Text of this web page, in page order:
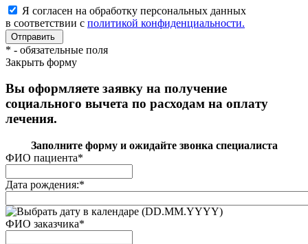
Я согласен на обработку персональных данных
в соответствии с политикой конфиденциальности.
* - обязательные поля
Закрыть форму
Вы оформляете заявку на получение
социального вычета по расходам на оплату
лечения.
Заполните форму и ожидайте звонка специалиста
ФИО пациента*
Дата рождения:*
(DD.MM.YYYY)
ФИО заказчика*